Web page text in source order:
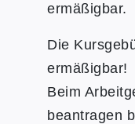
ermäßigbar.
Die
ermäßigbar!
Beim
beantragen